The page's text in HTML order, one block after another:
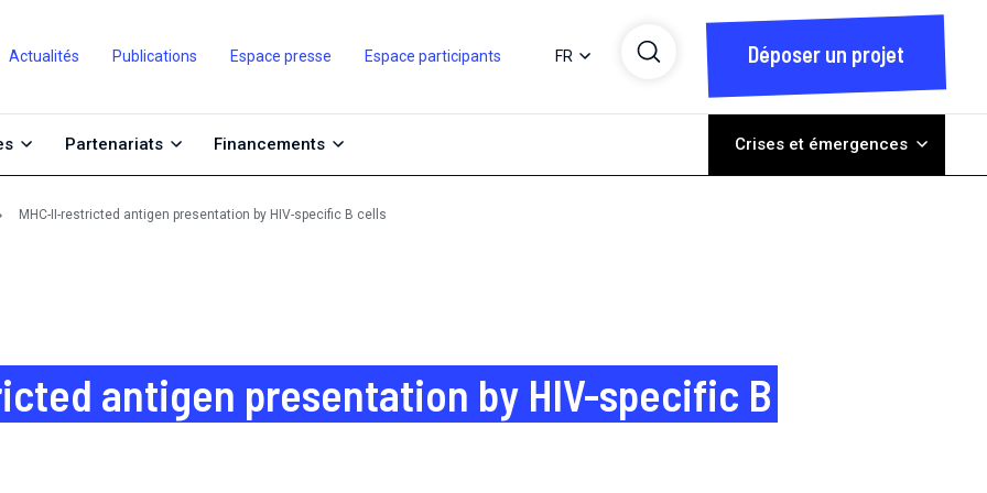
Actualités Publications Espace presse Espace participants FR Déposer un projet
Partenariats Financements Crises et émergences
MHC-II-restricted antigen presentation by HIV-specific B cells
antigen presentation by HIV-specific B